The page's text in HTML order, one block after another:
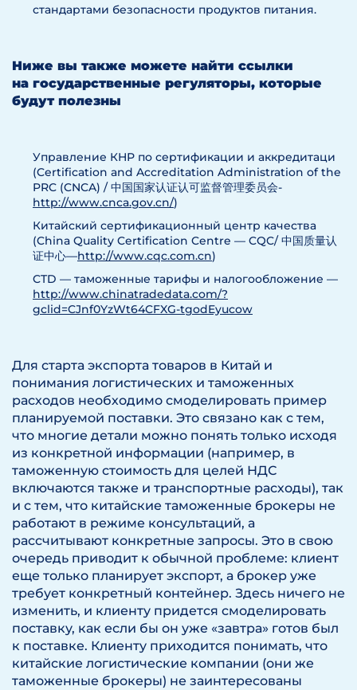
стандартами безопасности продуктов питания.
Ниже вы также можете найти ссылки
на государственные регуляторы, которые
будут полезны
Управление КНР по сертификации и аккредитаци
(Certification and Accreditation Administration of the
PRC (CNCA) / 中国国家认证认可监督管理委员会-
http://www.cnca.gov.cn/)
Китайский сертификационный центр качества
(China Quality Certification Centre — CQC/ 中国质量认
证中心—http://www.cqc.com.cn)
CTD — таможенные тарифы и налогообложение —
http://www.chinatradedata.com/?
gclid=CJnf0YzWt64CFXG-tgodEyucow
Для старта экспорта товаров в Китай и
понимания логистических и таможенных
расходов необходимо смоделировать пример
планируемой поставки. Это связано как с тем,
что многие детали можно понять только исходя
из конкретной информации (например, в
таможенную стоимость для целей НДС
включаются также и транспортные расходы), так
и с тем, что китайские таможенные брокеры не
работают в режиме консультаций, а
рассчитывают конкретные запросы. Это в свою
очередь приводит к обычной проблеме: клиент
еще только планирует экспорт, а брокер уже
требует конкретный контейнер. Здесь ничего не
изменить, и клиенту придется смоделировать
поставку, как если бы он уже «завтра» готов был
к поставке. Клиенту приходится понимать, что
китайские логистические компании (они же
таможенные брокеры) не заинтересованы